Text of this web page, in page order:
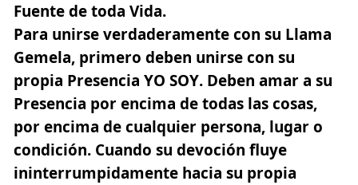
Fuente de toda Vida.
Para unirse verdaderamente con su Llama
Gemela, primero deben unirse con su
propia Presencia YO SOY. Deben amar a su
Presencia por encima de todas las cosas,
por encima de cualquier persona, lugar o
condición. Cuando su devoción fluye
ininterrumpidamente hacia su propia